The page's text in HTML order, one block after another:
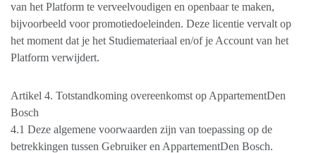
van het Platform te verveelvoudigen en openbaar te maken,
bijvoorbeeld voor promotiedoeleinden. Deze licentie vervalt op
het moment dat je het Studiemateriaal en/of je Account van het
Platform verwijdert.
Artikel 4. Totstandkoming overeenkomst op AppartementDen
Bosch
4.1 Deze algemene voorwaarden zijn van toepassing op de
betrekkingen tussen Gebruiker en AppartementDen Bosch.